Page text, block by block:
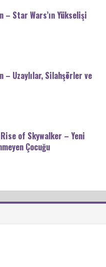
– Star Wars’ın Yükselişi
– Uzaylılar, Silahşörler ve
of Skywalker – Yeni
Çocuğu